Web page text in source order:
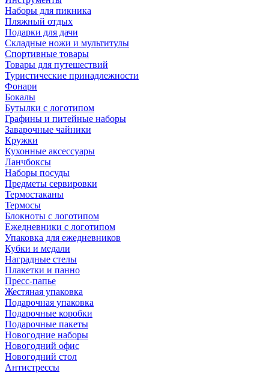
Наборы для пикника
Пляжный отдых
Подарки для дачи
Складные ножи и мультитулы
Спортивные товары
Товары для путешествий
Туристические принадлежности
Фонари
Бокалы
Бутылки с логотипом
Графины и питейные наборы
Заварочные чайники
Кружки
Кухонные аксессуары
Ланчбоксы
Наборы посуды
Предметы сервировки
Термостаканы
Термосы
Блокноты с логотипом
Ежедневники с логотипом
Упаковка для ежедневников
Кубки и медали
Наградные стелы
Плакетки и панно
Пресс-папье
Жестяная упаковка
Подарочная упаковка
Подарочные коробки
Подарочные пакеты
Новогодние наборы
Новогодний офис
Новогодний стол
Антистрессы